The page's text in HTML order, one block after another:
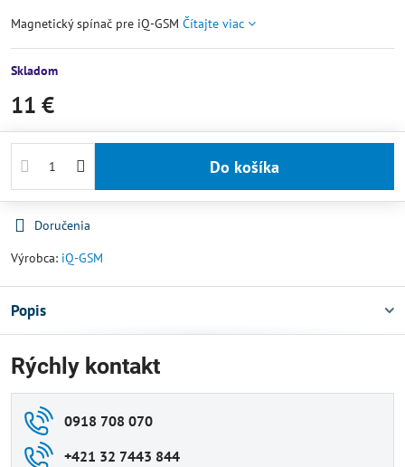
Magnetický spínač pre iQ-GSM Čítajte viac
Skladom
11 €
Do košíka
Doručenia
Výrobca: iQ-GSM
Popis
Rýchly kontakt
0918 708 070
+421 32 7443 844